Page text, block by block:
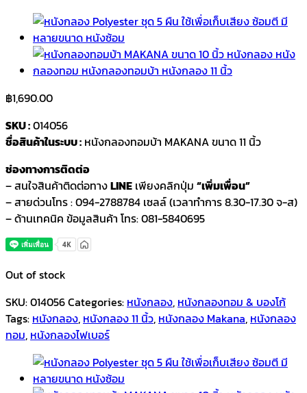
฿1,690.00
SKU :014056
ชื่อสินค้าในระบบ : หนังกลองทอมบ้า MAKANA ขนาด 11 นิ้ว
ช่องทางการติดต่อ
– สนใจสินค้าติดต่อทางLINE เพียงคลิกปุ่ม “เพิ่มเพื่อน”
– สายด่วนโทร : 094-2788784 เซลล์ (เวลาทำการ 8.30-17.30 จ-ส)
– ด้านเทคนิค ข้อมูลสินค้า โทร: 081-5840695
Out of stock
SKU:014056Categories: หนังกลอง, หนังกลองทอม & บองโก้
Tags: หนังกลอง, หนังกลอง 11 นิ้ว, หนังกลอง Makana, หนังกลอง
ทอม, หนังกลองไฟเบอร์